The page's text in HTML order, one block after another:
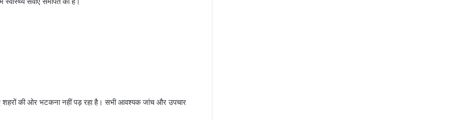
की ओर भटकना नहीं पड़ रहा है। सभी आवश्यक जांच और उपचार